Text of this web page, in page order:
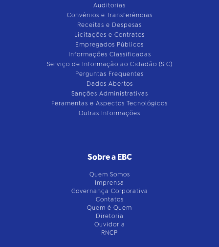
Auditorias
Convênios e Transferências
Receitas e Despesas
Licitações e Contratos
Empregados Públicos
Informações Classificadas
Serviço de Informação ao Cidadão (SIC)
Perguntas Frequentes
Dados Abertos
Sanções Administrativas
Feramentas e Aspectos Tecnológicos
Outras Informações
Sobre a EBC
Quem Somos
Imprensa
Governança Corporativa
Contatos
Quem é Quem
Diretoria
Ouvidoria
RNCP